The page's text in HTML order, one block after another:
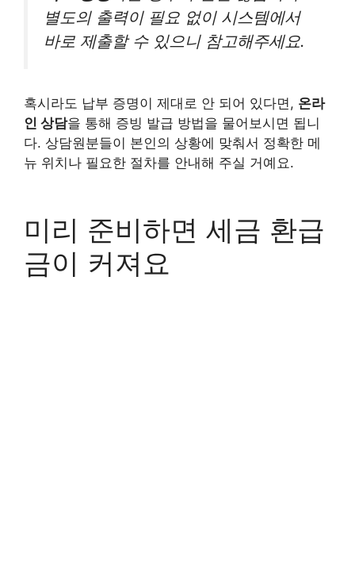
별도의 출력이 필요 없이 시스템에서
바로 제출할 수 있으니 참고해주세요.
혹시라도 납부 증명이 제대로 안 되어 있다면, 온라
인 상담을 통해 증빙 발급 방법을 물어보시면 됩니
다. 상담원분들이 본인의 상황에 맞춰서 정확한 메
뉴 위치나 필요한 절차를 안내해 주실 거예요.
미리 준비하면 세금 환급
금이 커져요